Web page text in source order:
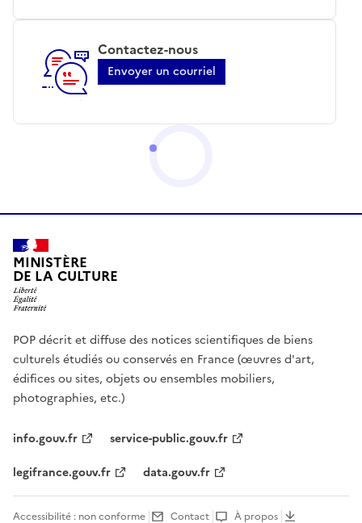
Contactez-nous
Envoyer un courriel
MINISTÈRE
DE LA CULTURE
POP décrit et diffuse des notices scientifiques de biens
culturels étudiés ou conservés en France (œuvres d'art,
édifices ou sites, objets ou ensembles mobiliers,
photographies, etc.)
info.gouv.fr
service-public.gouv.fr
legifrance.gouv.fr
data.gouv.fr
Accessibilité : non conforme Contact À propos